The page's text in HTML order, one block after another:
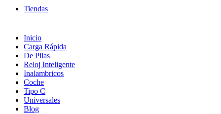
Más Baratos
Tiendas
Inicio
Carga Rápida
De Pilas
Reloj Inteligente
Inalambricos
Coche
Tipo C
Universales
Blog